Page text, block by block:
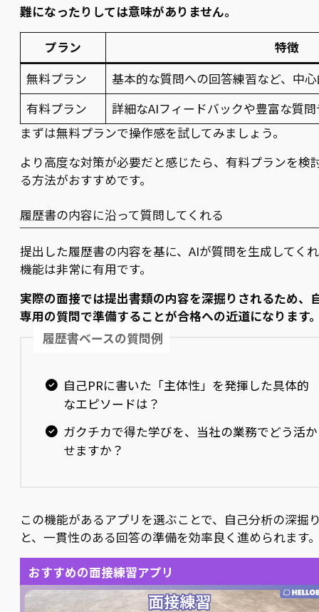
難になったりしては意味がありません。
プラン
特徴
無料プラン
基本的な質問への回答練習など、中
有料プラン
詳細なAIフィードバックや豊富な質
まずは無料プランで操作感を試してみましょう。
より高度な対策が必要だと感じたら、有料プランを検
る方法がおすすめです。
履歴書の内容に沿って質問してくれる
提出した履歴書の内容を基に、AIが質問を生成してく
機能は非常に有用です。
実際の面接では提出書類の内容を深掘りされるため、
専用の質問で準備することが合格への近道になります
履歴書ベースの質問例
自己PRに書いた「主体性」を発揮した具体的
なエピソードは？
ガクチカで得た学びを、当社の業務でどう活か
せますか？
この機能があるアプリを選ぶことで、自己分析の深掘
と、一貫性のある回答の準備を効率良く進められます
おすすめの面接練習アプリ